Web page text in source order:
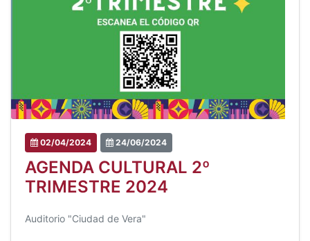
02/04/2024 24/06/2024
AGENDA CULTURAL 2º
TRIMESTRE 2024
Auditorio "Ciudad de Vera"